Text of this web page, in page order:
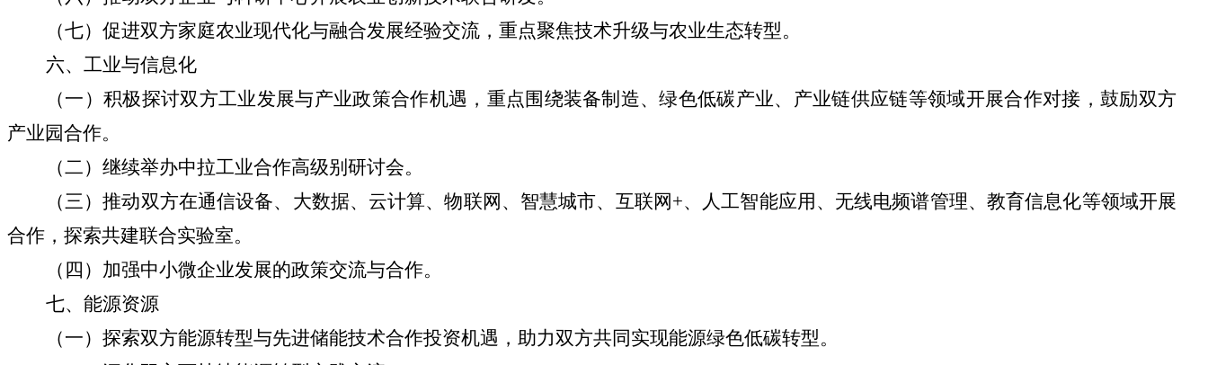
（七）促进双方家庭农业现代化与融合发展经验交流，重点聚焦技术升级与农业生态转型。
六、工业与信息化
（一）积极探讨双方工业发展与产业政策合作机遇，重点围绕装备制造、绿色低碳产业、产业链供应链等领域开展合作对接，鼓励双方
产业园合作。
（二）继续举办中拉工业合作高级别研讨会。
（三）推动双方在通信设备、大数据、云计算、物联网、智慧城市、互联网+、人工智能应用、无线电频谱管理、教育信息化等领域开展
合作，探索共建联合实验室。
（四）加强中小微企业发展的政策交流与合作。
七、能源资源
（一）探索双方能源转型与先进储能技术合作投资机遇，助力双方共同实现能源绿色低碳转型。